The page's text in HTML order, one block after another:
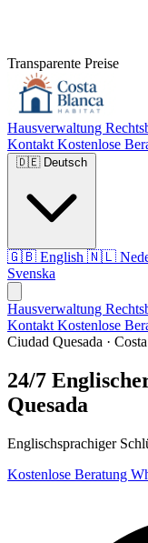
Transparente Preise
Hausverwaltung
Kontakt Kostenlose
🇩🇪 Deutsch
🇬🇧 English 🇳🇱
Svenska
Hausverwaltung
Kontakt Kostenlose
Ciudad Quesada ·
24/7
Quesada
Englischsprachiger
Kostenlose Beratung